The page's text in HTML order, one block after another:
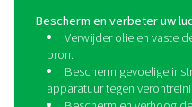
ademlucht,